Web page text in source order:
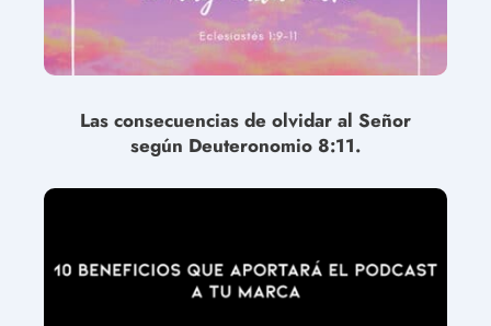
Las consecuencias de olvidar al Señor
según Deuteronomio 8:11.